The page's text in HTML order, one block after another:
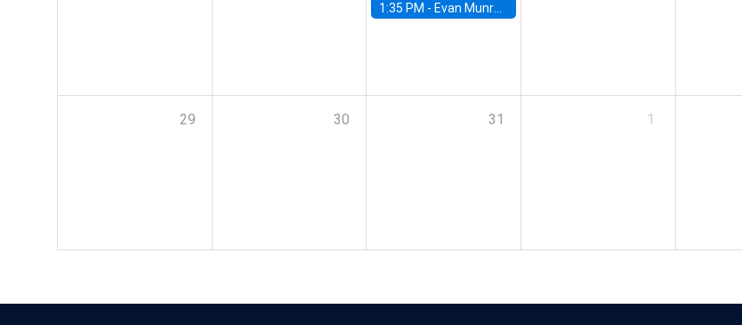
1:35 PM - Evan Munro, Neyman Visiting Assistant Professor in the Department of Statistics at UC Berkeley
29 30 31 1